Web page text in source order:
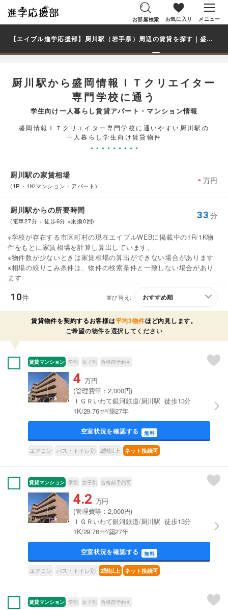
お部屋検索 お気に入り メニュー
【エイブル進学応援部】厨川駅（岩手県）周辺の賃貸を探す｜盛岡情報ＩＴクリエイター専門学校学生・大学生の一人暮らし向け賃貸マンション・アパート
厨川駅から盛岡情報ＩＴクリエイター
専門学校に通う
学生向け一人暮らし賃貸アパート・マンション情報
盛岡情報ＩＴクリエイター専門学校に通いやすい厨川駅の
一人暮らし学生向け賃貸物件
厨川駅の家賃相場
(1R・1K/マンション・アパート)
- 万円
厨川駅からの所要時間
(電車27分 + 徒歩6分 ※乗換0回)
33 分
※学校が存在する市区町村の現在エイブルWEBに掲載中の1R/1K物
件をもとに家賃相場を計算し算出しています。
※物件数が少ないときは家賃相場の算出ができない場合があります
※相場の絞りこみ条件は、物件の検索条件と一致しない場合があり
ます
10件 並び替え:
賃貸物件を契約するお客様は平均3物件ほど内見します。
ご希望の物件を選択してください
賃貸マンション 学割 女子割 合格前予約可
4 万円
(管理費等：2,000円)
ＩＧＲいわて銀河鉄道/厨川駅 徒歩13分
1K/29.76m²/築27年
空室状況を確認する 無料
エアコン バス・トイレ別 2階以上 ネット接続可
賃貸マンション 学割 女子割 合格前予約可
4.2 万円
(管理費等：2,000円)
ＩＧＲいわて銀河鉄道/厨川駅 徒歩13分
1K/29.76m²/築27年
空室状況を確認する 無料
エアコン バス・トイレ別 2階以上 ネット接続可
賃貸マンション 学割 女子割 合格前予約可